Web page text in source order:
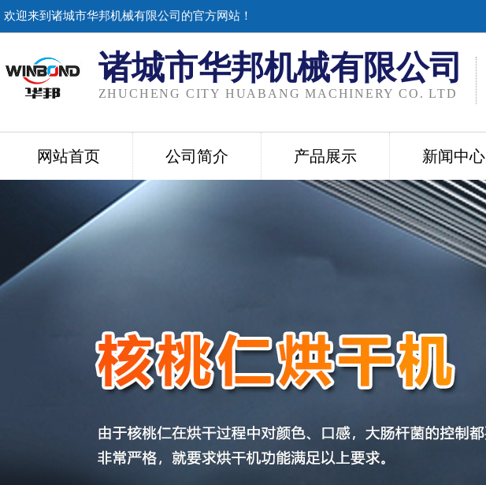
欢迎来到诸城市华邦机械有限公司的官方网站！
诸城市华邦机械有限公司
ZHUCHENG CITY HUABANG MACHINERY CO. LTD
网站首页 公司简介 产品展示 新闻中心